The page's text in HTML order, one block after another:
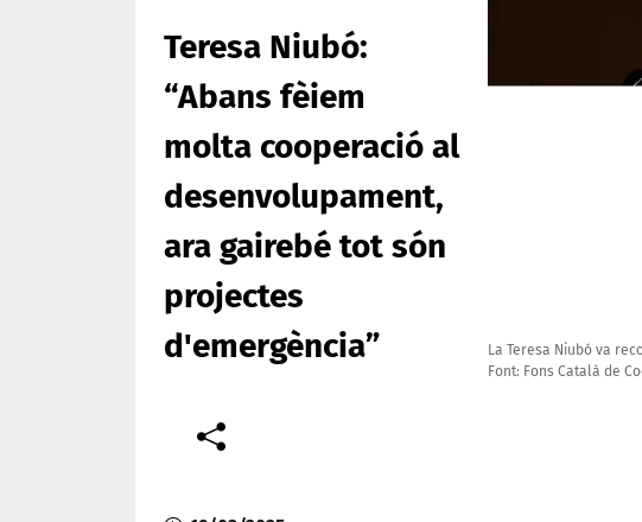
Teresa Niubó:
“Abans fèiem
molta cooperació al
desenvolupament,
ara gairebé tot són
projectes
d'emergència”
La Teresa Niubó va
Font: Fons Català de